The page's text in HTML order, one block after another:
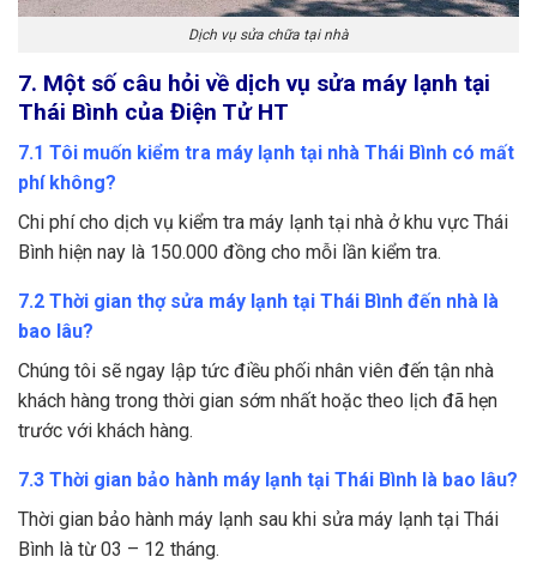
Dịch vụ sửa chữa tại nhà
7. Một số câu hỏi về dịch vụ sửa máy lạnh tại
Thái Bình của Điện Tử HT
7.1 Tôi muốn kiểm tra máy lạnh tại nhà Thái Bình có mất
phí không?
Chi phí cho dịch vụ kiểm tra máy lạnh tại nhà ở khu vực Thái
Bình hiện nay là 150.000 đồng cho mỗi lần kiểm tra.
7.2 Thời gian thợ sửa máy lạnh tại Thái Bình đến nhà là
bao lâu?
Chúng tôi sẽ ngay lập tức điều phối nhân viên đến tận nhà
khách hàng trong thời gian sớm nhất hoặc theo lịch đã hẹn
trước với khách hàng.
7.3 Thời gian bảo hành máy lạnh tại Thái Bình là bao lâu?
Thời gian bảo hành máy lạnh sau khi sửa máy lạnh tại Thái
Bình là từ 03 – 12 tháng.